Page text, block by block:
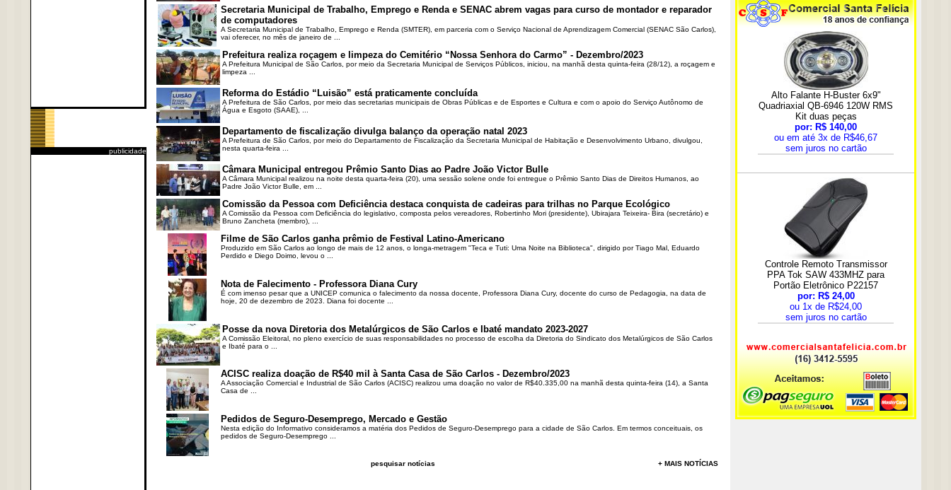
publicidade
Secretaria Municipal de Trabalho, Emprego e Renda e SENAC abrem vagas para curso de montador e reparador
de computadores
A Secretaria Municipal de Trabalho, Emprego e Renda (SMTER), em parceria com o Serviço Nacional de Aprendizagem Comercial (SENAC São Carlos),
vai oferecer, no mês de janeiro de ...
Prefeitura realiza roçagem e limpeza do Cemitério “Nossa Senhora do Carmo” - Dezembro/2023
A Prefeitura Municipal de São Carlos, por meio da Secretaria Municipal de Serviços Públicos, iniciou, na manhã desta quinta-feira (28/12), a roçagem e
limpeza ...
Reforma do Estádio “Luisão” está praticamente concluída
A Prefeitura de São Carlos, por meio das secretarias municipais de Obras Públicas e de Esportes e Cultura e com o apoio do Serviço Autônomo de
Água e Esgoto (SAAE), ...
Departamento de fiscalização divulga balanço da operação natal 2023
A Prefeitura de São Carlos, por meio do Departamento de Fiscalização da Secretaria Municipal de Habitação e Desenvolvimento Urbano, divulgou,
nesta quarta-feira ...
Câmara Municipal entregou Prêmio Santo Dias ao Padre João Victor Bulle
A Câmara Municipal realizou na noite desta quarta-feira (20), uma sessão solene onde foi entregue o Prêmio Santo Dias de Direitos Humanos, ao
Padre João Victor Bulle, em ...
Comissão da Pessoa com Deficiência destaca conquista de cadeiras para trilhas no Parque Ecológico
A Comissão da Pessoa com Deficiência do legislativo, composta pelos vereadores, Robertinho Mori (presidente), Ubirajara Teixeira- Bira (secretário) e
Bruno Zancheta (membro), ...
Filme de São Carlos ganha prêmio de Festival Latino-Americano
Produzido em São Carlos ao longo de mais de 12 anos, o longa-metragem "Teca e Tuti: Uma Noite na Biblioteca", dirigido por Tiago Mal, Eduardo
Perdido e Diego Doimo, levou o ...
Nota de Falecimento - Professora Diana Cury
É com imenso pesar que a UNICEP comunica o falecimento da nossa docente, Professora Diana Cury, docente do curso de Pedagogia, na data de
hoje, 20 de dezembro de 2023. Diana foi docente ...
Posse da nova Diretoria dos Metalúrgicos de São Carlos e Ibaté mandato 2023-2027
A Comissão Eleitoral, no pleno exercício de suas responsabilidades no processo de escolha da Diretoria do Sindicato dos Metalúrgicos de São Carlos
e Ibaté para o ...
ACISC realiza doação de R$40 mil à Santa Casa de São Carlos - Dezembro/2023
A Associação Comercial e Industrial de São Carlos (ACISC) realizou uma doação no valor de R$40.335,00 na manhã desta quinta-feira (14), a Santa
Casa de ...
Pedidos de Seguro-Desemprego, Mercado e Gestão
Nesta edição do Informativo consideramos a matéria dos Pedidos de Seguro-Desemprego para a cidade de São Carlos. Em termos conceituais, os
pedidos de Seguro-Desemprego ...
pesquisar notícias + MAIS NOTÍCIAS